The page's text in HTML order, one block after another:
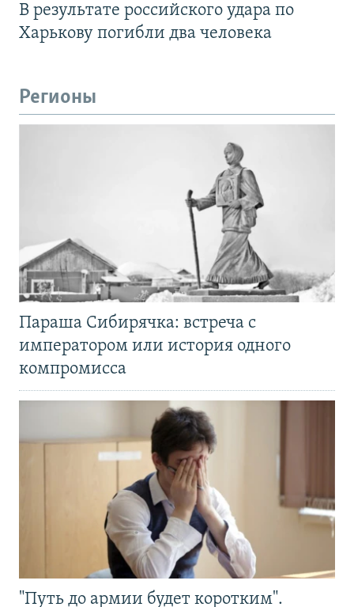
В результате российского удара по
Харькову погибли два человека
Регионы
Параша Сибирячка: встреча с
императором или история одного
компромисса
"Путь до армии будет коротким".